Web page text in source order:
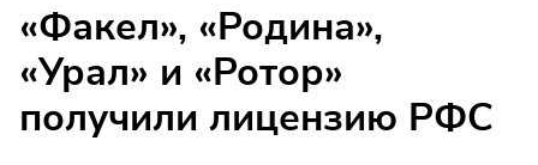
«Факел», «Родина»,
«Урал» и «Ротор»
получили лицензию РФС